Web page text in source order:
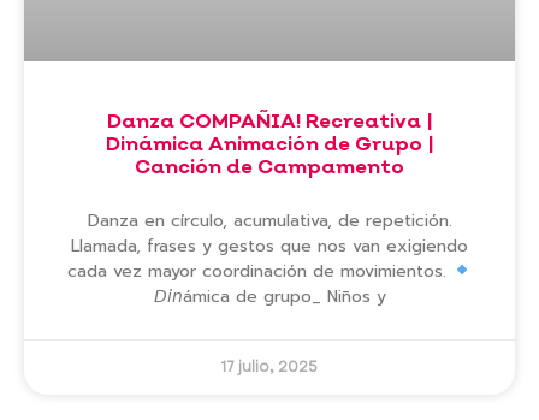
Danza COMPAÑIA! Recreativa |
Dinámica Animación de Grupo |
Canción de Campamento
Danza en círculo, acumulativa, de repetición.
Llamada, frases y gestos que nos van exigiendo
cada vez mayor coordinación de movimientos.
𝘋𝘪𝘯ámica de grupo_ Niños y
17 julio, 2025